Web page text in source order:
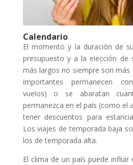
Calendario
El momento y la duración de
presupuesto y a la elección de
más largos no siempre son más
importantes permanecen
vuelos) o se abaratan
permanezca en el país (como el
tener descuentos para
Los viajes de temporada baja
los de temporada alta.
El clima de un país puede influir